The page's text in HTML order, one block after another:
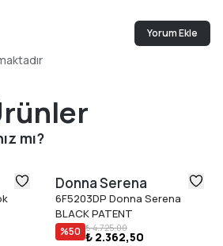
Yorum Ekle
mı?
Donna Serena
6F5203DP Donna Serena
BLACK PATENT
%50 ₺ 4.725,00
₺ 2.362,50